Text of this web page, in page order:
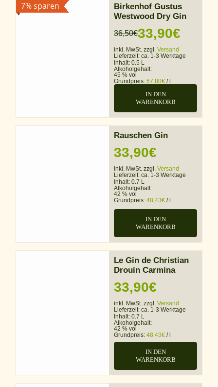
7% sparen
Birkenhof Gustus
Westwood Dry Gin
36,50€
Ursprünglicher
Preis
war:
36,50€
33,90€
Aktueller
Preis
ist:
33,90€.
inkl. MwSt. zzgl. Versand
Lieferzeit: ca. 1-3 Werktage
Inhalt: 0.5 L
Alkoholgehalt:
45 % vol
Grundpreis: 67,80€ /
IN DEN
WARENKORB
Rauschen Gin
33,90€
inkl. MwSt. zzgl. Versand
Lieferzeit: ca. 1-3 Werktage
Inhalt: 0.7 L
Alkoholgehalt:
42 % vol
Grundpreis: 48,43€ /
IN DEN
WARENKORB
Le Gin de Christian
Drouin Carmina
33,90€
inkl. MwSt. zzgl. Versand
Lieferzeit: ca. 1-3 Werktage
Inhalt: 0.7 L
Alkoholgehalt:
42 % vol
Grundpreis: 48,43€ /
IN DEN
WARENKORB